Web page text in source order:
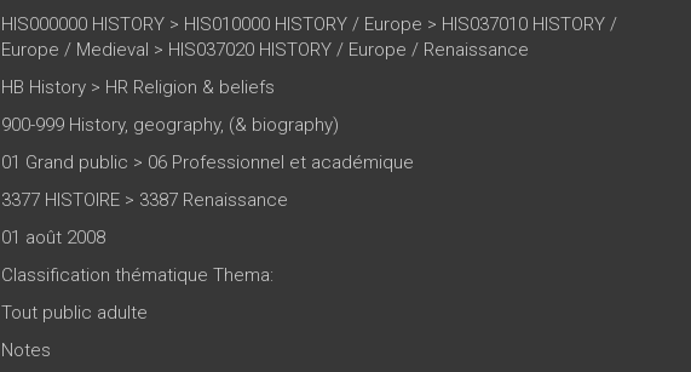
HIS000000 HISTORY > HIS010000 HISTORY / Europe > HIS037010 HISTORY /
Europe / Medieval > HIS037020 HISTORY / Europe / Renaissance
HB History > HR Religion & beliefs
900-999 History, geography, (& biography)
01 Grand public > 06 Professionnel et académique
3377 HISTOIRE > 3387 Renaissance
01 août 2008
Classification thématique Thema:
Tout public adulte
Notes